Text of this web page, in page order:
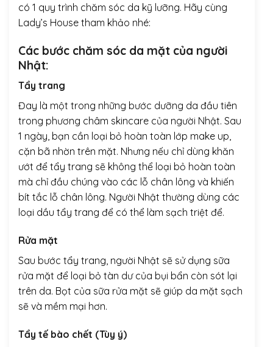
có 1 quy trình chăm sóc da kỹ lưỡng. Hãy cùng
Lady’s House tham khảo nhé:
Các bước chăm sóc da mặt của người
Nhật:
Tẩy trang
Đay là một trong những bước dưỡng da đầu tiên
trong phương châm skincare của người Nhật. Sau
1 ngày, bạn cần loại bỏ hoàn toàn lớp make up,
cặn bã nhờn trên mặt. Nhưng nếu chỉ dùng khăn
ướt để tẩy trang sẽ không thể loại bỏ hoàn toàn
mà chỉ đầu chúng vào các lỗ chân lông và khiến
bít tắc lỗ chân lông. Người Nhật thường dùng các
loại dầu tẩy trang để có thể làm sạch triệt để.
Rửa mặt
Sau bước tẩy trang, người Nhật sẽ sử dụng sữa
rửa mặt để loại bỏ tàn dư của bụi bẩn còn sót lại
trên da. Bọt của sữa rửa mặt sẽ giúp da mặt sạch
sẽ và mềm mại hơn.
Tẩy tế bào chết (Tùy ý)